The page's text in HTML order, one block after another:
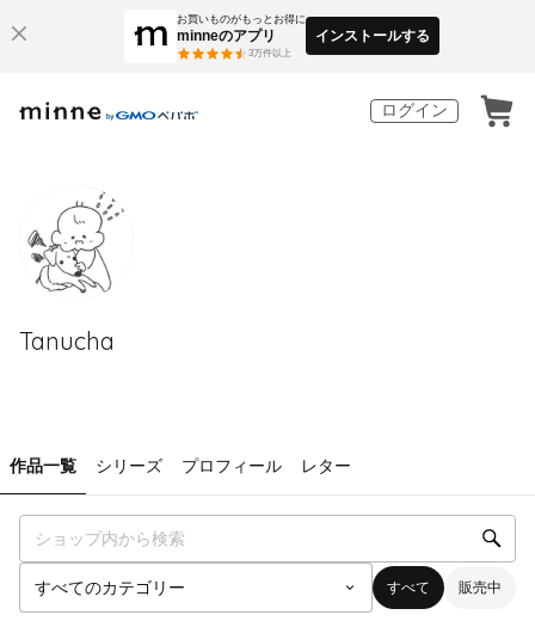
お買いものがもっとお得に
minneのアプリ
3万件以上
インストールする
ログイン
Tanucha
作品一覧 シリーズ プロフィール レター
すべて 販売中